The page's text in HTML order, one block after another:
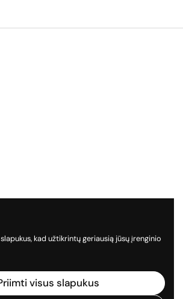
tinkluose
kad užtikrintų geriausią jūsų įrenginio
visus slapukus